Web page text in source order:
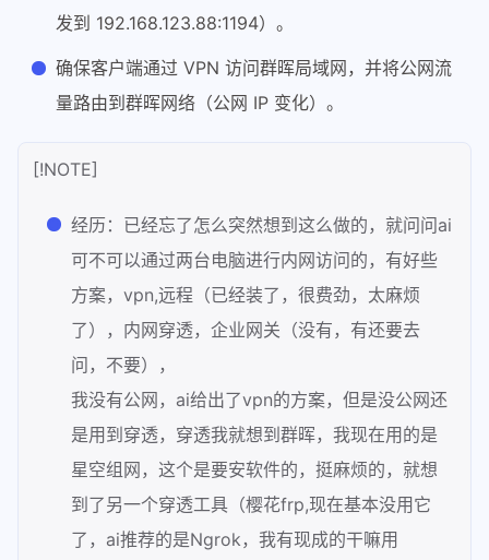
发到 192.168.123.88:1194）。
确保客户端通过 VPN 访问群晖局域网，并将公网流
量路由到群晖网络（公网 IP 变化）。
[!NOTE]
经历：已经忘了怎么突然想到这么做的，就问问ai
可不可以通过两台电脑进行内网访问的，有好些
方案，vpn,远程（已经装了，很费劲，太麻烦
了），内网穿透，企业网关（没有，有还要去
问，不要），
我没有公网，ai给出了vpn的方案，但是没公网还
是用到穿透，穿透我就想到群晖，我现在用的是
星空组网，这个是要安软件的，挺麻烦的，就想
到了另一个穿透工具（樱花frp,现在基本没用它
了，ai推荐的是Ngrok，我有现成的干嘛用